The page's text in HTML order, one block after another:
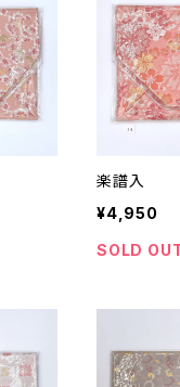
楽譜入
¥4,950
SOLD